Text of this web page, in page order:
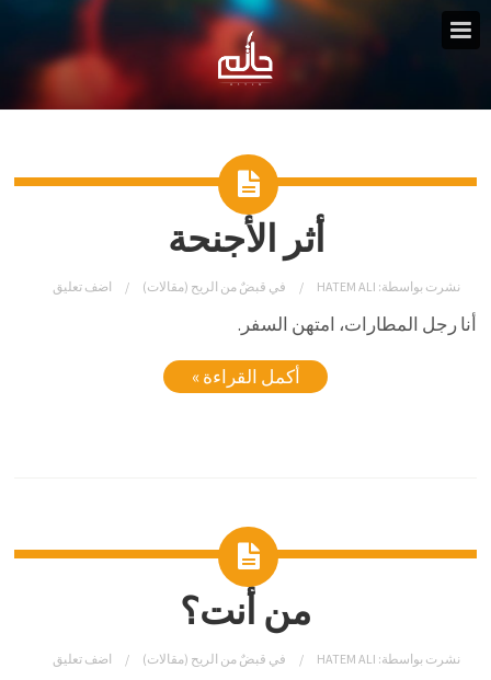
أثر الأجنحة
نشرت بواسطة: HATEM ALI في قبضٌ من الريح (مقالات) اضف تعليق
أنا رجل المطارات، امتهن السفر.
أكمل القراءة »
من أنت؟
نشرت بواسطة: HATEM ALI في قبضٌ من الريح (مقالات) اضف تعليق